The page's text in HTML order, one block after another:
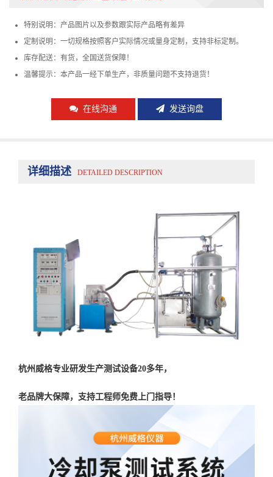
特别说明：产品图片以及参数跟实际产品略有差异
定制说明：一切规格按照客户实际情况或量身定制，支持非标定制。
库存配送：有货，全国送货保障！
温馨提示：本产品一经下单生产，非质量问题不支持退货！
在线沟通 发送询盘
详细描述 DETAILED DESCRIPTION
杭州威格专业研发生产测试设备20多年，
老品牌大保障，支持工程师免费上门指导！